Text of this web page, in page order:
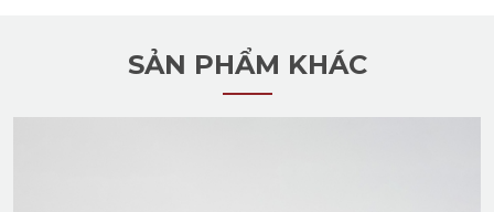
SẢN PHẨM KHÁC